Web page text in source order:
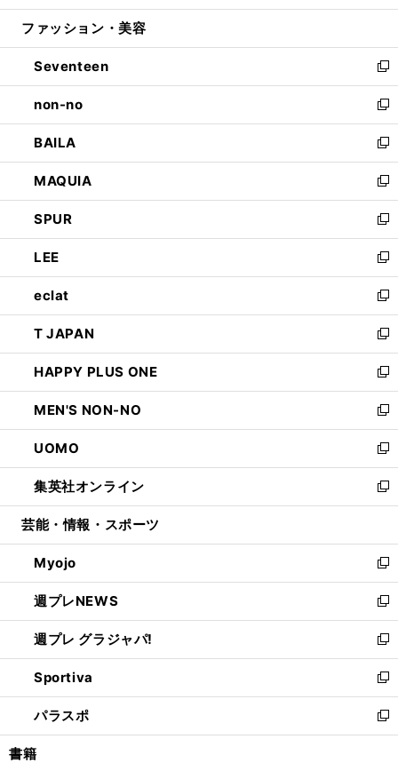
開
ウ
開
く
ン
ウ
で
開
く
ウ
ン
ド
ウ
で
開
く
ファッション・美容
Seventeen
新
し
い
ウ
ィ
ン
ド
ウ
で
開
く
non-no
新
し
い
ウ
ィ
ン
ド
ウ
で
開
く
BAILA
新
し
い
ウ
ィ
ン
ド
ウ
で
開
く
MAQUIA
新
し
い
ウ
ィ
ン
ド
ウ
で
開
く
SPUR
新
し
い
ウ
ィ
ン
ド
ウ
で
開
く
LEE
新
し
い
ウ
ィ
ン
ド
ウ
で
開
く
eclat
新
し
い
ウ
ィ
ン
ド
ウ
で
開
く
T JAPAN
新
し
い
ウ
ィ
ン
ド
ウ
で
開
HAPPY PLUS ONE
新
し
い
ウ
ィ
ン
ド
ウ
開
く
MEN'S NON-NO
新
し
い
ウ
ィ
ン
ウ
で
開
く
UOMO
新
し
い
ウ
ン
ド
ウ
で
開
く
集英社オンライン
新
し
ウ
ィ
ン
ド
ウ
で
開
く
芸能・情報・スポーツ
Myojo
新
し
い
ウ
ィ
ン
ド
ウ
で
開
週プレNEWS
新
し
い
ウ
ィ
ン
ド
ウ
週プレ グラジャパ!
新
し
い
ウ
ィ
ン
Sportiva
新
し
い
ウ
パラスポ
新
し
書籍